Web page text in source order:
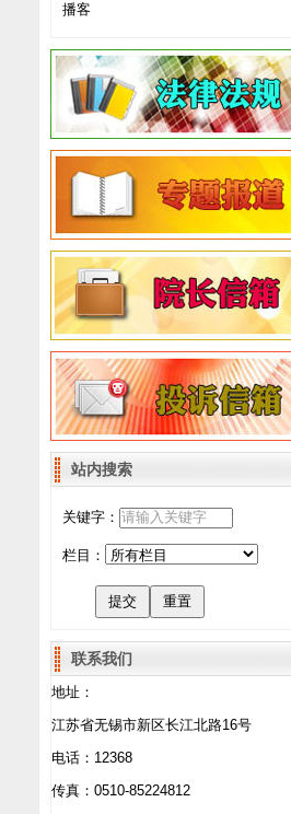
播客
站内搜索
关键字：
栏目：
联系我们
地址：
江苏省无锡市新区长江北路16号
电话：12368
传真：0510-85224812